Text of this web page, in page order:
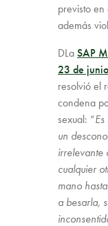
previsto
además
DLaSAP
23 de junio
resolvió el
condena
sexual: “
un
irrelevante
cualquier
mano
a besarla,